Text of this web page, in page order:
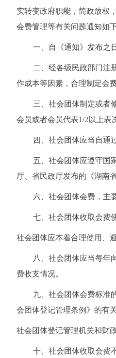
实转变政府职能，简政放权
会费管理等有关问题通知如
一、自《通知》发布之
二、经各级民政部门注
作成本等因素，合理制定会
三、社会团体制定或者
会员或者会员代表1/2 以上表
四、社会团体应当自通
五、社会团体应遵守国
厅、省民政厅发布的《湖南
六、社会团体会费，主
七、社会团体收取会费
社会团体应本着合理使用、
八、社会团体应当每年
费收支情况。
九、社会团体会费标准
会团体登记管理条例》的有
社会团体登记管理机关和财
十、社会团体收取会费